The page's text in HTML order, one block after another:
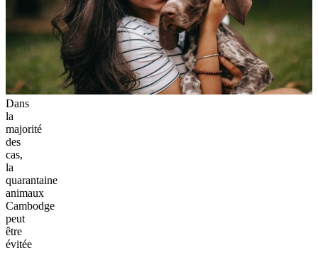
Dans
la
majorité
des
cas,
la
quarantaine
animaux
Cambodge
peut
être
évitée